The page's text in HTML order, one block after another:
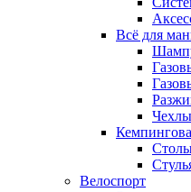
Всё для
Велоспорт